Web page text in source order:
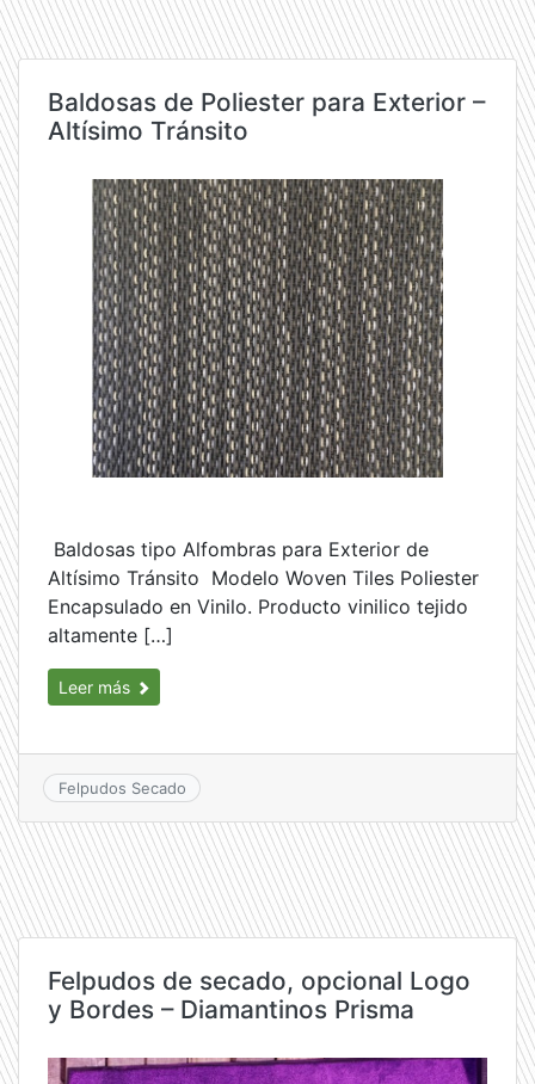
Baldosas de Poliester para Exterior –
Altísimo Tránsito
Baldosas tipo Alfombras para Exterior de
Altísimo Tránsito Modelo Woven Tiles Poliester
Encapsulado en Vinilo. Producto vinilico tejido
altamente […]
Leer más
Felpudos Secado
Felpudos de secado, opcional Logo
y Bordes – Diamantinos Prisma